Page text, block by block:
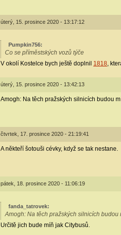
úterý, 15. prosince 2020 - 13:17:12
Pumpkin756:
Co se příměstských vozů týče
V okolí Kostelce bych ještě doplnil 1818,
úterý, 15. prosince 2020 - 13:42:13
Amogh: Na těch pražských silnicích budou
čtvrtek, 17. prosince 2020 - 21:19:41
A někteří šotouši cévky, když se tak nestane.
pátek, 18. prosince 2020 - 11:06:19
fanda_tatrovek:
Amogh: Na těch pražských silnicích budou
Určitě jich bude míň jak Citybusů.